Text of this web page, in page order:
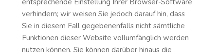
entsprechende Einstellung Ihrer Browser-Software
verhindern; wir weisen Sie jedoch darauf hin, dass
Sie in diesem Fall gegebenenfalls nicht sämtliche
Funktionen dieser Website vollumfänglich werden
nutzen können. Sie können darüber hinaus die